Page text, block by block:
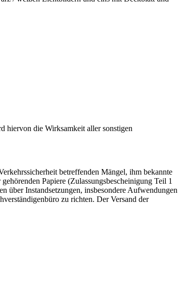
hiervon die Wirksamkeit aller sonstigen
betreffenden Mängel, ihm bekannte
Papiere (Zulassungsbescheinigung Teil 1
über Instandsetzungen, insbesondere Aufwendungen
zu richten. Der Versand der